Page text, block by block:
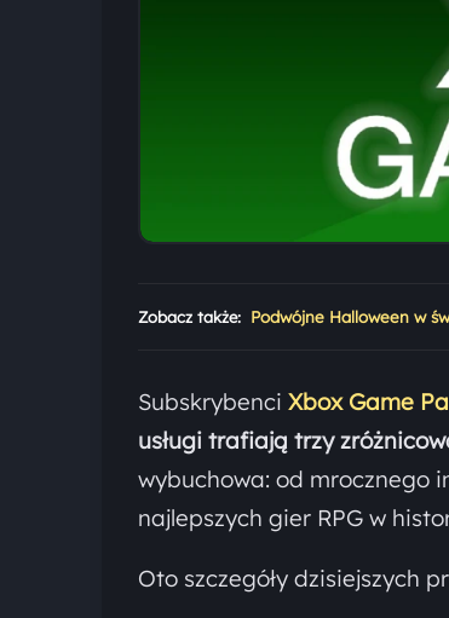
Zobacz także: Podwójne Halloween w
Subskrybenci Xbox Game
usługi trafiają trzy
wybuchowa: od mrocznego
najlepszych gier RPG w
Oto szczegóły dzisiejszych